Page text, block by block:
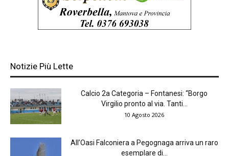
Notizie Più Lette
Calcio 2a Categoria – Fontanesi: “Borgo
Virgilio pronto al via. Tanti...
10 Agosto 2026
All’Oasi Falconiera a Pegognaga arriva un raro
esemplare di...